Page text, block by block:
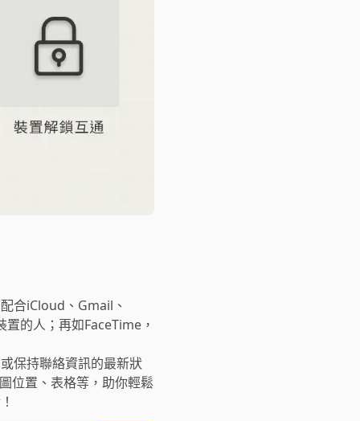
合iCloud、Gmail、
的人；再如FaceTime，
保持聯絡資訊的最新狀
位置、表格等，助你輕鬆